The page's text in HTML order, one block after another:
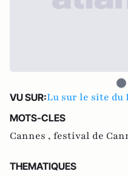
VU SUR:Lu sur le site du
MOTS-CLES
Cannes , festival de
THEMATIQUES